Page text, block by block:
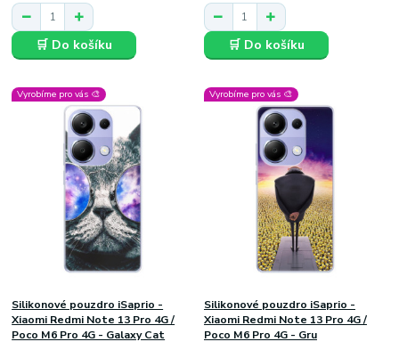
🛒 Do košíku 🛒 Do košíku
Vyrobíme pro vás 🎨
Silikonové pouzdro iSaprio -
Xiaomi Redmi Note 13 Pro 4G /
Poco M6 Pro 4G - Galaxy Cat
Vyrobíme pro vás 🎨
Silikonové pouzdro iSaprio -
Xiaomi Redmi Note 13 Pro 4G /
Poco M6 Pro 4G - Gru